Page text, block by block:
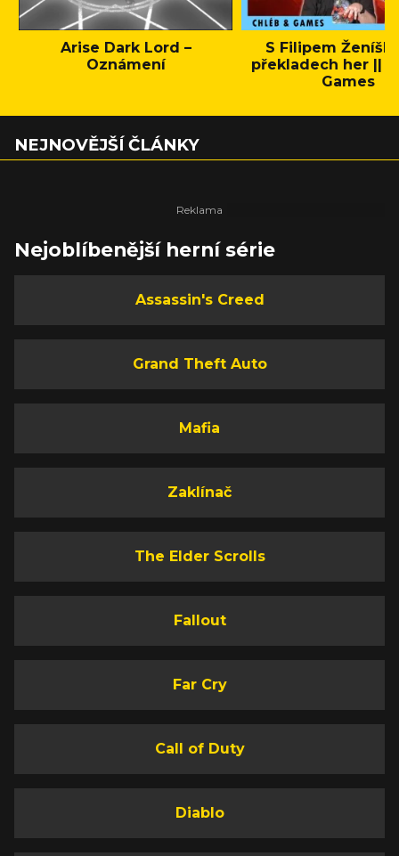
Arise Dark Lord –
Oznámení
S Filipem
překladech her ||
Games
NEJNOVĚJŠÍ ČLÁNKY
Nejoblíbenější herní série
Assassin's Creed
Grand Theft Auto
Mafia
Zaklínač
The Elder Scrolls
Fallout
Far Cry
Call of Duty
Diablo